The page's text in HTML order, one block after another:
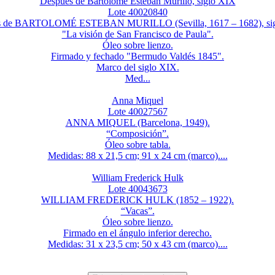
Lote 40020840
de BARTOLOMÉ ESTEBAN MURILLO (Sevilla, 1617 – 1682),
"La visión de San Francisco de Paula".
Óleo sobre lienzo.
Firmado y fechado "Bermudo Valdés 1845".
Marco del siglo XIX.
Med...
Anna Miquel
Lote 40027567
ANNA MIQUEL (Barcelona, 1949).
“Composición”.
Óleo sobre tabla.
Medidas: 88 x 21,5 cm; 91 x 24 cm (marco)....
William Frederick Hulk
Lote 40043673
WILLIAM FREDERICK HULK (1852 – 1922).
“Vacas”.
Óleo sobre lienzo.
Firmado en el ángulo inferior derecho.
Medidas: 31 x 23,5 cm; 50 x 43 cm (marco)....